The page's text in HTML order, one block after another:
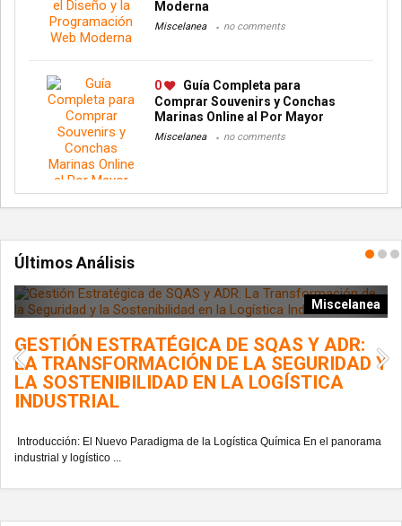
Moderna
Miscelanea no comments
0
Guía Completa para
Comprar Souvenirs y Conchas
Marinas Online al Por Mayor
Miscelanea no comments
Últimos Análisis
Miscelanea
GESTIÓN ESTRATÉGICA DE SQAS Y ADR:
LA TRANSFORMACIÓN DE LA SEGURIDAD Y
LA SOSTENIBILIDAD EN LA LOGÍSTICA
INDUSTRIAL
Introducción: El Nuevo Paradigma de la Logística Química En el panorama
industrial y logístico ...